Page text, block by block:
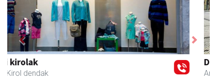
Danena taberna
Andoain -
Previous Next